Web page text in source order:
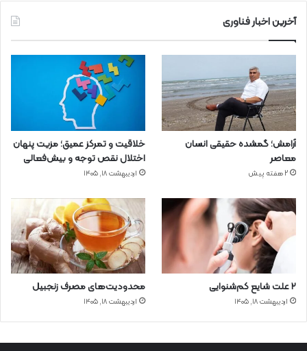
آخرین اخبار فناوری
آرامش؛ گمشده حقیقی انسان
معاصر
2 هفته پیش
خلاقیت و تمرکز عمیق؛ مزیت پنهان
اختلال نقص توجه و بیش‌فعالی
اردیبهشت ۱۸, ۱۴۰۵
۲ علت شایع‌ کم‌شنوایی
اردیبهشت ۱۸, ۱۴۰۵
محدودیت‌های مصرف زنجبیل
اردیبهشت ۱۸, ۱۴۰۵